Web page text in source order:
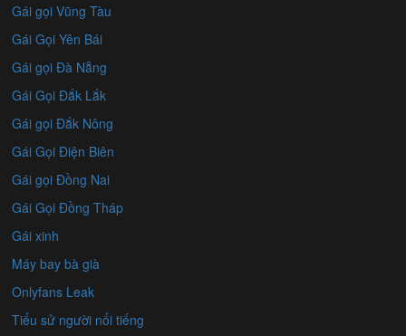
Gái gọi Vũng Tàu
Gái Gọi Yên Bái
Gái gọi Đà Nẵng
Gái Gọi Đắk Lắk
Gái gọi Đắk Nông
Gái Gọi Điện Biên
Gái gọi Đồng Nai
Gái Gọi Đồng Tháp
Gái xinh
Máy bay bà già
Onlyfans Leak
Tiểu sử người nổi tiếng